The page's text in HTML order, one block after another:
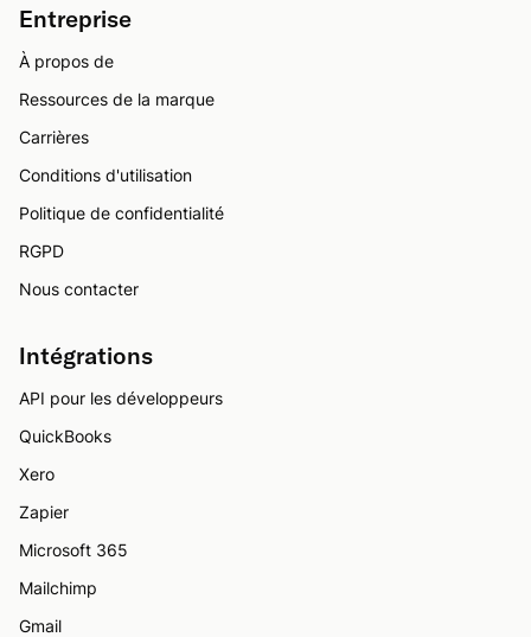
Entreprise
À propos de
Ressources de la marque
Carrières
Conditions d'utilisation
Politique de confidentialité
RGPD
Nous contacter
Intégrations
API pour les développeurs
QuickBooks
Xero
Zapier
Microsoft 365
Mailchimp
Gmail